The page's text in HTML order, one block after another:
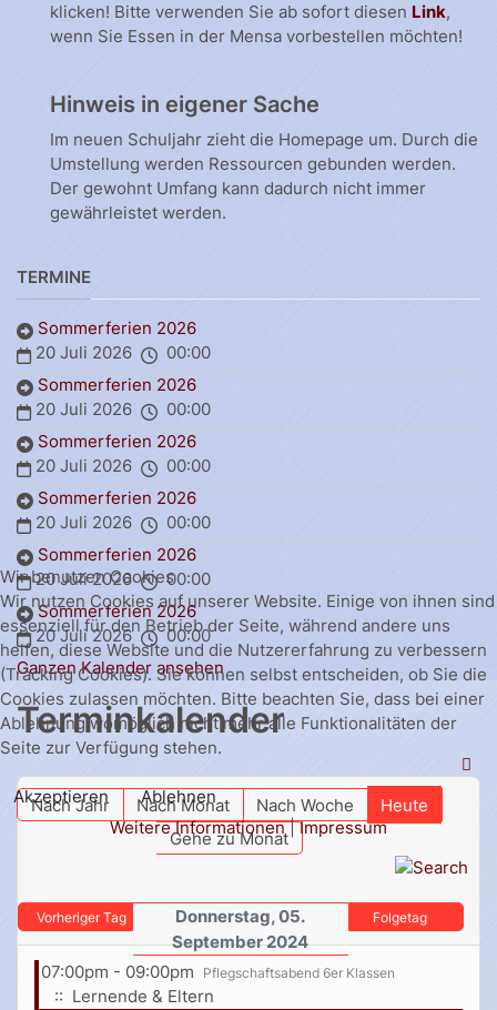
klicken! Bitte verwenden Sie ab sofort diesen Link,
wenn Sie Essen in der Mensa vorbestellen möchten!
Hinweis in eigener Sache
Im neuen Schuljahr zieht die Homepage um. Durch die
Umstellung werden Ressourcen gebunden werden.
Der gewohnt Umfang kann dadurch nicht immer
gewährleistet werden.
TERMINE
Sommerferien 2026
20 Juli 2026
00:00
Sommerferien 2026
20 Juli 2026
00:00
Sommerferien 2026
20 Juli 2026
00:00
Sommerferien 2026
20 Juli 2026
00:00
Sommerferien 2026
20 Juli 2026
00:00
Sommerferien 2026
20 Juli 2026
00:00
Ganzen Kalender ansehen
Terminkalender
Nach Jahr Nach Monat Nach Woche
Heute
Gehe zu Monat
Vorheriger Tag
Donnerstag, 05.
September 2024
Folgetag
07:00pm - 09:00pm Pflegschaftsabend 6er Klassen
:: Lernende & Eltern
Wir benutzen Cookies
Wir nutzen Cookies auf unserer Website. Einige von ihnen sind
essenziell für den Betrieb der Seite, während andere uns
helfen, diese Website und die Nutzererfahrung zu verbessern
(Tracking Cookies). Sie können selbst entscheiden, ob Sie die
Cookies zulassen möchten. Bitte beachten Sie, dass bei einer
Ablehnung womöglich nicht mehr alle Funktionalitäten der
Seite zur Verfügung stehen.
Akzeptieren
Ablehnen
Weitere Informationen|Impressum